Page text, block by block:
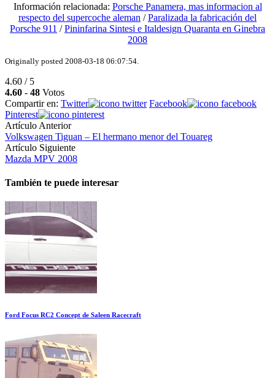
Información relacionada: Porsche Panamera, mas informacion al
respecto del supercoche aleman /Paralizada la fabricación del
Porsche 911 /Pininfarina Sintesi e Italdesign Quaranta en Ginebra
2008
Originally posted 2008-03-18 06:07:54.
4.60 / 5
4.60 - 48 Votos
Compartir en: Twitter
Facebook
Pinterest
Artículo Anterior
Volkswagen Tiguan – El hermano menor del Touareg
Artículo Siguiente
Mazda MPV 2008
También te puede interesar
Ford Focus RC2 Concept de Saleen Racecraft